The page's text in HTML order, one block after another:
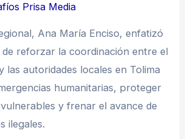
Prisa Media
Ana María Enciso, enfatizó
de reforzar la coordinación entre el
las autoridades locales en Tolima
humanitarias, proteger
y frenar el avance de
ilegales.